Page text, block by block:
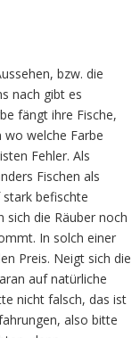
bzw. die
nach gibt es
fängt ihre Fische,
wo welche Farbe
Fehler. Als
Fischen als
befischte
sich die Räuber noch
In solch einer
Preis. Neigt sich die
auf natürliche
nicht falsch, das ist
also bitte